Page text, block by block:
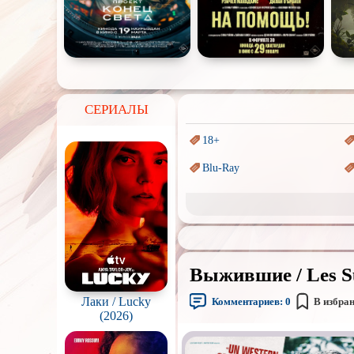
СЕРИАЛЫ
Лаки / Lucky
(2026)
18+
Blu-Ray
Аниме
Индийское кино
Маги и Волшебники
Параллельные миры
Пеплум
Выжившие / Les
Комментариев: 0 В